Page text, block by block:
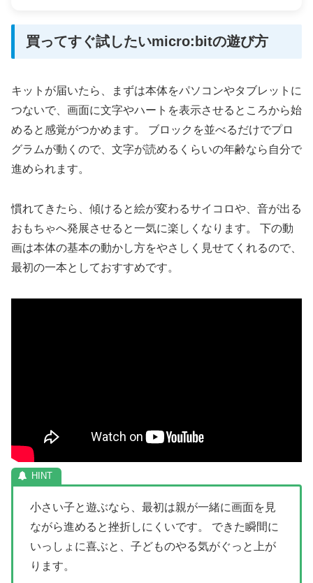
買ってすぐ試したいmicro:bitの遊び方
キットが届いたら、まずは本体をパソコンやタブレットに
つないで、画面に文字やハートを表示させるところから始
めると感覚がつかめます。 ブロックを並べるだけでプロ
グラムが動くので、文字が読めるくらいの年齢なら自分で
進められます。
慣れてきたら、傾けると絵が変わるサイコロや、音が出る
おもちゃへ発展させると一気に楽しくなります。 下の動
画は本体の基本の動かし方をやさしく見せてくれるので、
最初の一本としておすすめです。
小さい子と遊ぶなら、最初は親が一緒に画面を見
ながら進めると挫折しにくいです。 できた瞬間に
いっしょに喜ぶと、子どものやる気がぐっと上が
ります。